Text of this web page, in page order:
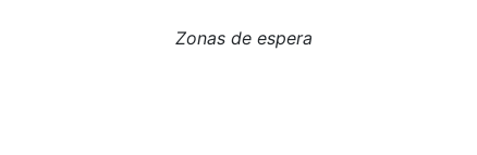
Zonas de espera